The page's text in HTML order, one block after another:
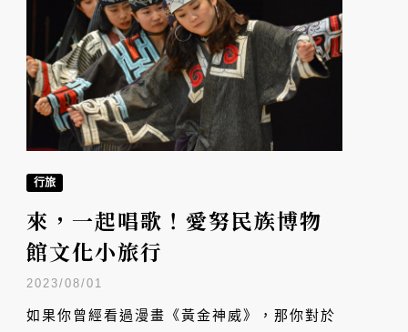
行旅
來，一起唱歌！愛努民族博物
館文化小旅行
2023/08/01
如果你曾經看過漫畫《黃金神威》，那你對於